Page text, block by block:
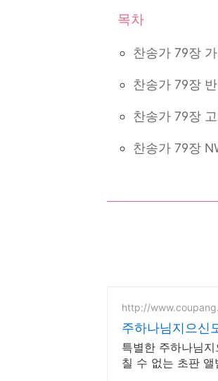
찬송가 79장
찬송가 79장
찬송가 79장
찬송가 79장
http://
주하나님지으신
특별한 주하나님
칠 수 없는 초판